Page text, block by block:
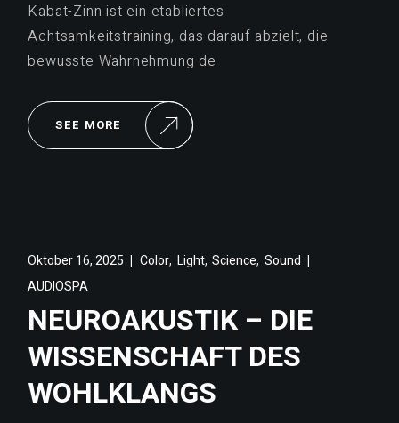
Kabat-Zinn ist ein etabliertes
Achtsamkeitstraining, das darauf abzielt, die
bewusste Wahrnehmung de
SEE MORE
Oktober 16, 2025 Color, Light,Science, Sound
AUDIOSPA
NEUROAKUSTIK – DIE
WISSENSCHAFT DES
WOHLKLANGS